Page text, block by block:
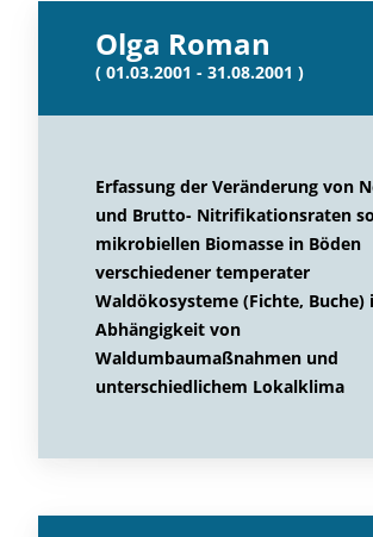
Olga Roman
( 01.03.2001 - 31.08.2001 )
Erfassung der Veränderung von
und Brutto- Nitrifikationsraten
mikrobiellen Biomasse in Böden
verschiedener temperater
Waldökosysteme (Fichte, Buche)
Abhängigkeit von
Waldumbaumaßnahmen und
unterschiedlichem Lokalklima